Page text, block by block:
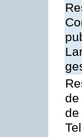
de
de